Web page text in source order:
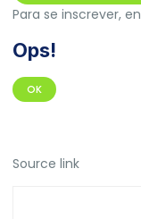
Para se inscrever,
Ops!
OK
Source link